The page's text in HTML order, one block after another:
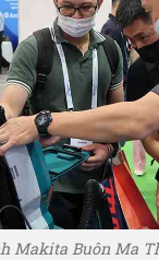
Makita Buôn Ma